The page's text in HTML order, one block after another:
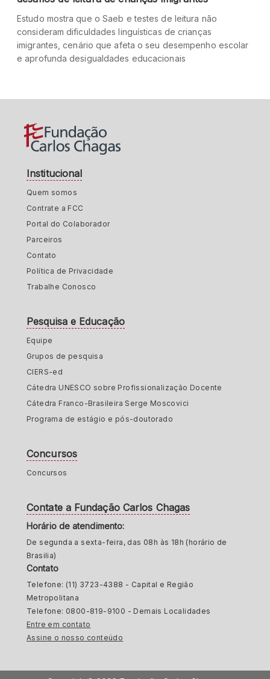
Estudo mostra que o Saeb e testes de leitura não
consideram dificuldades linguísticas de crianças
imigrantes, cenário que afeta o seu desempenho escolar
e aprofunda desigualdades educacionais
Institucional
Quem somos
Contrate a FCC
Portal do Colaborador
Parceiros
Contato
Política de Privacidade
Trabalhe Conosco
Pesquisa e Educação
Equipe
Grupos de pesquisa
CIERS-ed
Cátedra UNESCO sobre Profissionalização Docente
Cátedra Franco-Brasileira Serge Moscovici
Programa de estágio e pós-doutorado
Concursos
Concursos
Contate a Fundação Carlos Chagas
Horário de atendimento:
De segunda a sexta-feira, das 08h às 18h (horário de
Brasilia)
Contato
Telefone: (11) 3723-4388 - Capital e Região
Metropolitana
Telefone: 0800-819-9100 - Demais Localidades
Entre em contato
Assine o nosso conteúdo